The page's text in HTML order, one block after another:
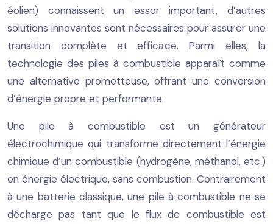
éolien) connaissent un essor important, d’autres
solutions innovantes sont nécessaires pour assurer une
transition complète et efficace. Parmi elles, la
technologie des piles à combustible apparaît comme
une alternative prometteuse, offrant une conversion
d’énergie propre et performante.
Une pile à combustible est un générateur
électrochimique qui transforme directement l’énergie
chimique d’un combustible (hydrogène, méthanol, etc.)
en énergie électrique, sans combustion. Contrairement
à une batterie classique, une pile à combustible ne se
décharge pas tant que le flux de combustible est